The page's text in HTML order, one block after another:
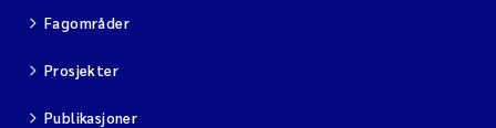
Fagområder
Prosjekter
Publikasjoner